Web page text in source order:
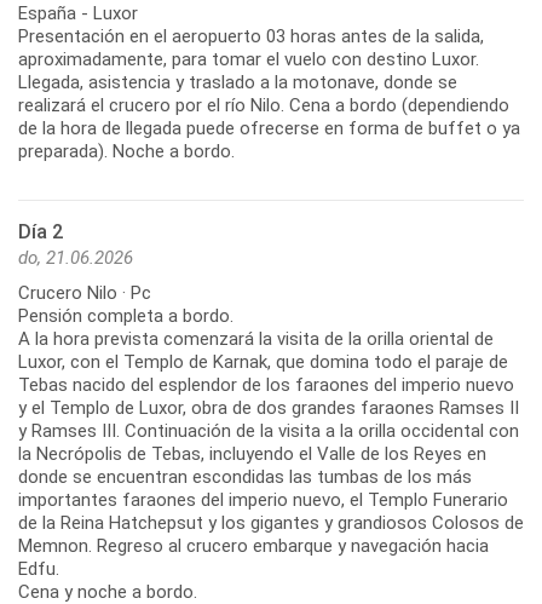
España - Luxor
Presentación en el aeropuerto 03 horas antes de la salida,
aproximadamente, para tomar el vuelo con destino Luxor.
Llegada, asistencia y traslado a la motonave, donde se
realizará el crucero por el río Nilo. Cena a bordo (dependiendo
de la hora de llegada puede ofrecerse en forma de buffet o ya
preparada). Noche a bordo.
Día 2
do, 21.06.2026
Crucero Nilo · Pc
Pensión completa a bordo.
A la hora prevista comenzará la visita de la orilla oriental de
Luxor, con el Templo de Karnak, que domina todo el paraje de
Tebas nacido del esplendor de los faraones del imperio nuevo
y el Templo de Luxor, obra de dos grandes faraones Ramses II
y Ramses III. Continuación de la visita a la orilla occidental con
la Necrópolis de Tebas, incluyendo el Valle de los Reyes en
donde se encuentran escondidas las tumbas de los más
importantes faraones del imperio nuevo, el Templo Funerario
de la Reina Hatchepsut y los gigantes y grandiosos Colosos de
Memnon. Regreso al crucero embarque y navegación hacia
Edfu.
Cena y noche a bordo.